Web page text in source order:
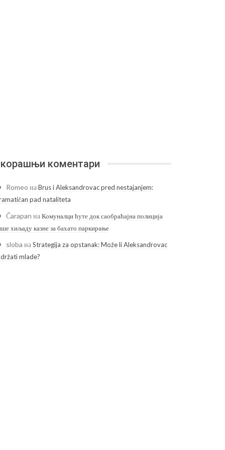
коментари
Romeo наBrus i Aleksandrovac pred nestajanjem:
pad nataliteta
Čarapan наКомуналци ћуте док саобраћајна полиција
хиљаду казне за бахато паркирање
sloba наStrategija za opstanak: Može li Aleksandrovac
mlade?